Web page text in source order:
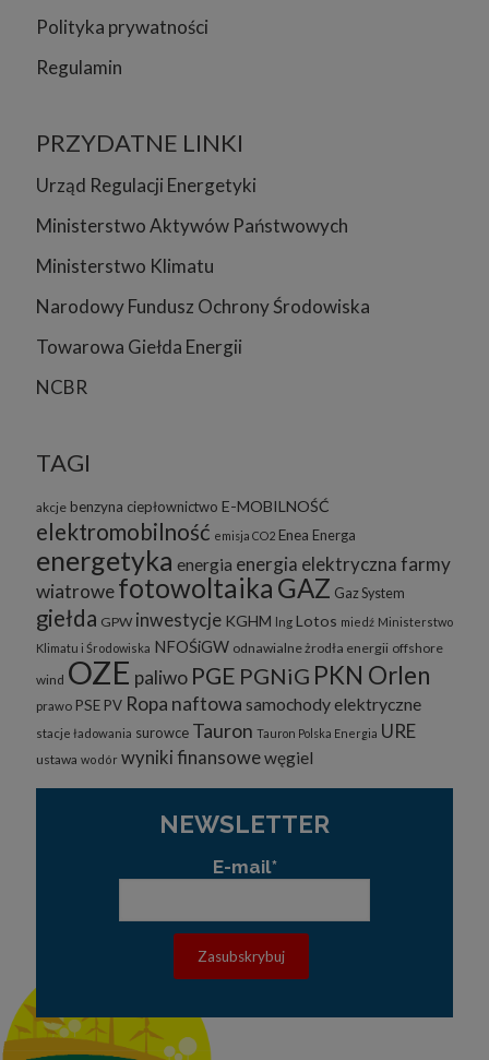
Polityka prywatności
Regulamin
PRZYDATNE LINKI
Urząd Regulacji Energetyki
Ministerstwo Aktywów Państwowych
Ministerstwo Klimatu
Narodowy Fundusz Ochrony Środowiska
Towarowa Giełda Energii
NCBR
TAGI
akcje benzyna ciepłownictwo E-MOBILNOŚĆ
elektromobilność emisja CO2 Enea Energa
energetyka energia energia elektrycznafarmy
wiatrowefotowoltaika GAZ Gaz System
giełda GPW inwestycje KGHM lng Lotos miedź Ministerstwo
Klimatu i Środowiska NFOŚiGW odnawialne żrodła energii offshore
wind OZE paliwo PGE PGNiG PKN Orlen
prawo PSE PV Ropa naftowa samochody elektryczne
stacje ładowania surowce Tauron Tauron Polska Energia URE
ustawa wodór wyniki finansowewęgiel
NEWSLETTER
E-mail*